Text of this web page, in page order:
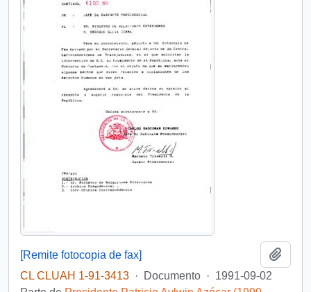
[Remite fotocopia de fax]
CL CLUAH 1-91-3413 · Documento · 1991-09-02